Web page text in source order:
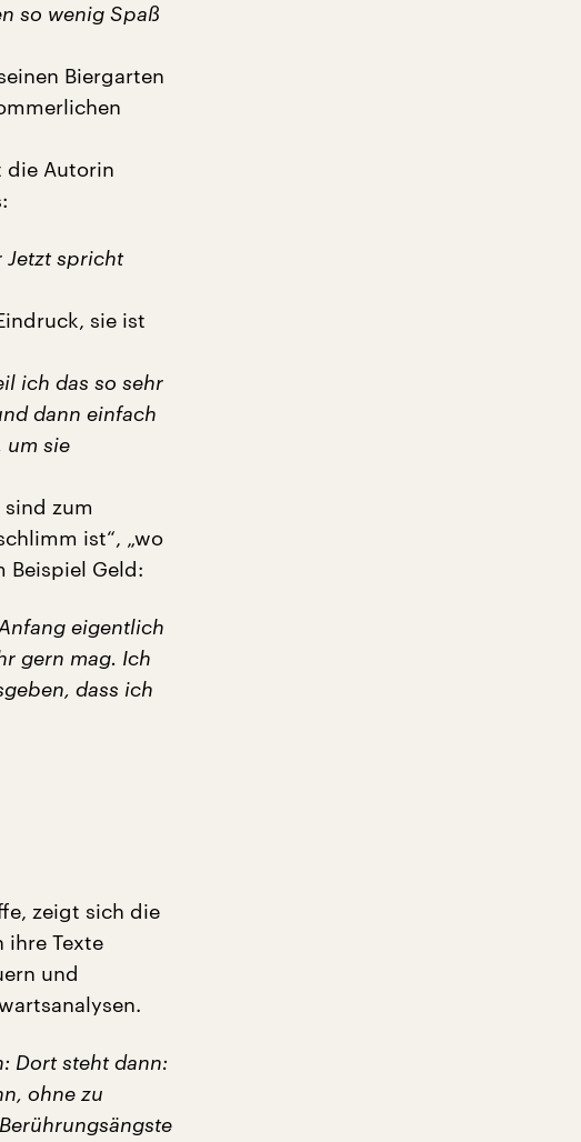
so wenig Spaß
Biergarten
die Autorin
Jetzt spricht
sie ist
ich das so sehr
dann einfach
um sie
zum
ist“, „wo
Beispiel Geld:
eigentlich
gern mag. Ich
dass ich
zeigt sich die
ihre Texte
und
Dort steht dann:
ohne zu